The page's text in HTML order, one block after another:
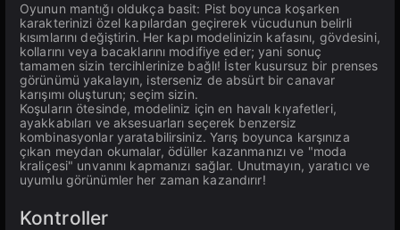
Oyunun mantığı oldukça basit: Pist boyunca koşarken
karakterinizi özel kapılardan geçirerek vücudunun belirli
kısımlarını değiştirin. Her kapı modelinizin kafasını, gövdesini,
kollarını veya bacaklarını modifiye eder; yani sonuç
tamamen sizin tercihlerinize bağlı! İster kusursuz bir prenses
görünümü yakalayın, isterseniz de absürt bir canavar
karışımı oluşturun; seçim sizin.
Koşuların ötesinde, modeliniz için en havalı kıyafetleri,
ayakkabıları ve aksesuarları seçerek benzersiz
kombinasyonlar yaratabilirsiniz. Yarış boyunca karşınıza
çıkan meydan okumalar, ödüller kazanmanızı ve "moda
kraliçesi" unvanını kapmanızı sağlar. Unutmayın, yaratıcı ve
uyumlu görünümler her zaman kazandırır!
Kontroller